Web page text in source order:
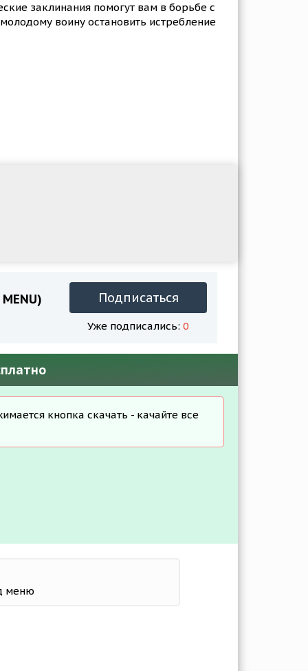
заклинания помогут вам в борьбе с
воину остановить истребление
Подписаться
Уже подписались: 0
кнопка скачать - качайте все
меню